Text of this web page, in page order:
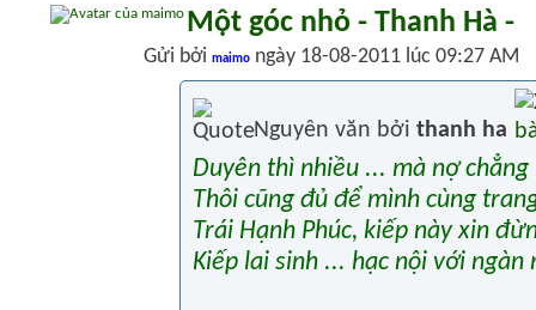
Một góc nhỏ - Thanh Hà -
Gửi bởi maimo ngày 18-08-2011 lúc 09:27 AM
Nguyên văn bởi thanh ha
Duyên thì nhiều ... mà nợ
Thôi cũng đủ để mình cùng
Trái Hạnh Phúc, kiếp này xin
Kiếp lai sinh ... hạc nội với ngàn